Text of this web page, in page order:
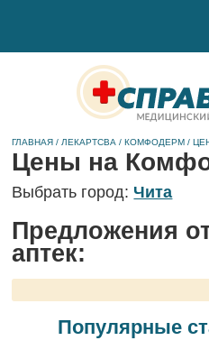
ГЛАВНАЯ / ЛЕКАРТСВА /КОМФОДЕРМ /
Цены на
Выбрать город: Чита
Предложения
аптек:
Популярные